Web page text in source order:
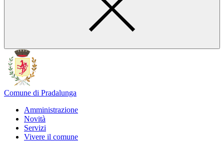
Comune di Pradalunga
Amministrazione
Novità
Servizi
Vivere il comune